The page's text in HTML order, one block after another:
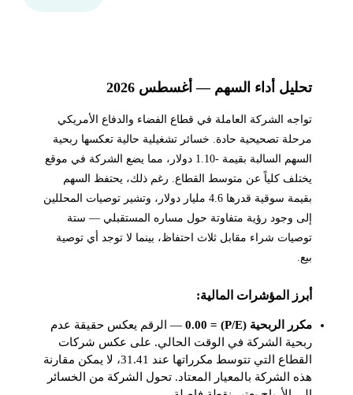
تحليل أداء السهم — أغسطس 2026
تواجه الشركة العاملة في قطاع الفضاء والدفاع الأمريكي
مرحلة تصحيحية حادة. خسائر تشغيلية حالية تعكسها ربحية
السهم السالبة بقيمة -1.10 دولار، مما يضع الشركة في موقع
يختلف كلياً عن متوسط القطاع. رغم ذلك، يحتفظ السهم
بقيمة سوقية قدرها 4.6 مليار دولار، وتشير توصيات المحللين
إلى وجود رؤية متفاوتة حول مساره المستقبلي — ستة
توصيات شراء مقابل ثلاث احتفاظ، بينما لا توجد أي توصية
بيع.
أبرز المؤشرات المالية:
مكرر الربحية (P/E) = 0.00
— الرقم يعكس حقيقة عدم
ربحية الشركة في الوقت الحالي. على عكس شركات
القطاع التي تتوسط مكرراتها عند 31.41، لا يمكن مقارنة
هذه الشركة بالمعيار المعتاد. تحول الشركة من الخسائر